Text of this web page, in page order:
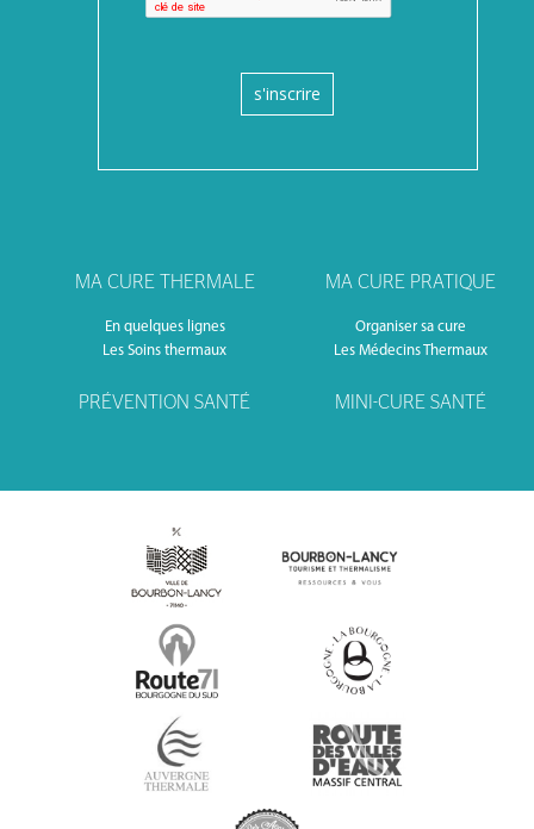
s'inscrire
MA CURE THERMALE
En quelques lignes
Les Soins thermaux
MA CURE PRATIQUE
Organiser sa cure
Les Médecins Thermaux
PRÉVENTION SANTÉ MINI-CURE SANTÉ